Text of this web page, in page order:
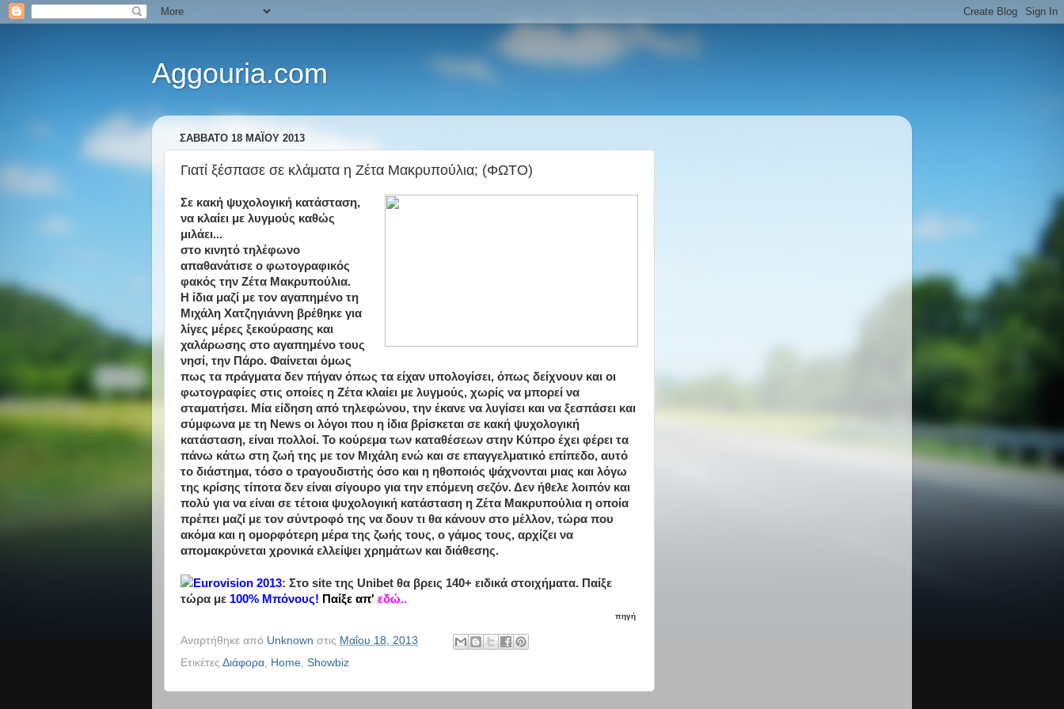
Aggouria.com
ΣΆΒΒΑΤΟ 18 ΜΑΪ́ΟΥ 2013
Γιατί ξέσπασε σε κλάματα η Ζέτα Μακρυπούλια; (ΦΩΤΟ)
Σε κακή ψυχολογική κατάσταση,
να κλαίει με λυγμούς καθώς
μιλάει...
στο κινητό τηλέφωνο
απαθανάτισε ο φωτογραφικός
φακός την Ζέτα Μακρυπούλια.
Η ίδια μαζί με τον αγαπημένο τη
Μιχάλη Χατζηγιάννη βρέθηκε για
λίγες μέρες ξεκούρασης και
χαλάρωσης στο αγαπημένο τους
νησί, την Πάρο. Φαίνεται όμως
πως τα πράγματα δεν πήγαν όπως τα είχαν υπολογίσει, όπως δείχνουν και οι
φωτογραφίες στις οποίες η Ζέτα κλαίει με λυγμούς, χωρίς να μπορεί να
σταματήσει. Μία είδηση από τηλεφώνου, την έκανε να λυγίσει και να ξεσπάσει και
σύμφωνα με τη News οι λόγοι που η ίδια βρίσκεται σε κακή ψυχολογική
κατάσταση, είναι πολλοί. Το κούρεμα των καταθέσεων στην Κύπρο έχει φέρει τα
πάνω κάτω στη ζωή της με τον Μιχάλη ενώ και σε επαγγελματικό επίπεδο, αυτό
το διάστημα, τόσο ο τραγουδιστής όσο και η ηθοποιός ψάχνονται μιας και λόγω
της κρίσης τίποτα δεν είναι σίγουρο για την επόμενη σεζόν. Δεν ήθελε λοιπόν και
πολύ για να είναι σε τέτοια ψυχολογική κατάσταση η Ζέτα Μακρυπούλια η οποία
πρέπει μαζί με τον σύντροφό της να δουν τι θα κάνουν στο μέλλον, τώρα που
ακόμα και η ομορφότερη μέρα της ζωής τους, ο γάμος τους, αρχίζει να
απομακρύνεται χρονικά ελλείψει χρημάτων και διάθεσης.
Eurovision 2013: Στο site της Unibet θα βρεις 140+ ειδικά στοιχήματα. Παίξε
τώρα με 100% Μπόνους! Παίξε απ' εδώ..
πηγή
Αναρτήθηκε από Unknown στις Μαΐου 18, 2013
Ετικέτες Διάφορα Home Showbiz